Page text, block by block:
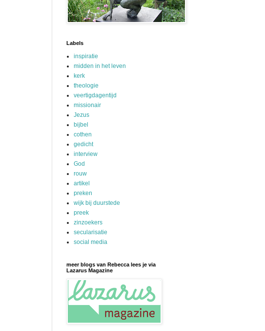
Labels
inspiratie
midden in het leven
kerk
theologie
veertigdagentijd
missionair
Jezus
bijbel
cothen
gedicht
interview
God
rouw
artikel
preken
wijk bij duurstede
preek
zinzoekers
secularisatie
social media
meer blogs van Rebecca lees je via
Lazarus Magazine